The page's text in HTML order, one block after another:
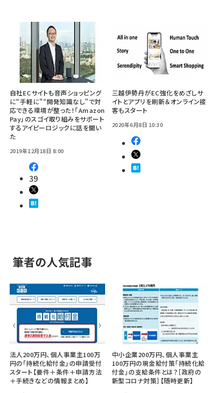
自社ECサイトも音声ショッピング
に“手軽に”“開発知識なし”で対
応できる環境が整った！「Amazon
Pay」のスゴイ取り組みをサポート
するアイピーロジックに話を聞い
た
2019年12月18日 8:00
39
三越伊勢丹がEC強化をめざしサ
イトとアプリを刷新＆オンライン接
客もスタート
2020年6月8日 10:30
筆者の人気記事
法人200万円、個人事業主100万
円の「持続化給付金」の申請受付
スタート【要件＋条件＋申請方法
＋手続きなどの情報まとめ】
中小企業200万円、個人事業主
100万円の現金給付策「持続化給
付金」の支給条件とは？［政府の
新型コロナ対策］【随時更新】